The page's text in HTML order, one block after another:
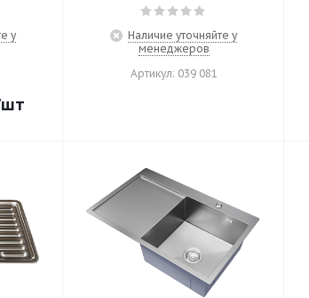
у
Наличие уточняйте у
менеджеров
Артикул: 039 081